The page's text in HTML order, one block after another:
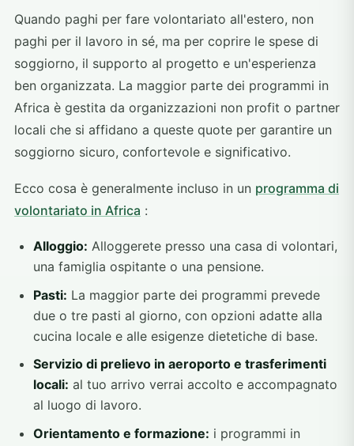
Quando paghi per fare volontariato all'estero, non
paghi per il lavoro in sé, ma per coprire le spese di
soggiorno, il supporto al progetto e un'esperienza
ben organizzata. La maggior parte dei programmi in
Africa è gestita da organizzazioni non profit o partner
locali che si affidano a queste quote per garantire un
soggiorno sicuro, confortevole e significativo.
Ecco cosa è generalmente incluso in un programma di
volontariato in Africa :
Alloggio: Alloggerete presso una casa di volontari,
una famiglia ospitante o una pensione.
Pasti: La maggior parte dei programmi prevede
due o tre pasti al giorno, con opzioni adatte alla
cucina locale e alle esigenze dietetiche di base.
Servizio di prelievo in aeroporto e trasferimenti
locali: al tuo arrivo verrai accolto e accompagnato
al luogo di lavoro.
Orientamento e formazione: i programmi in